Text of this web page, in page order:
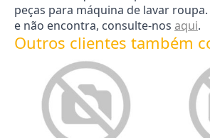
peças para máquina de lavar
e não encontra, consulte-nos aqui.
Outros clientes também